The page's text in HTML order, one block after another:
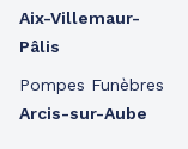
Aix-Villemaur-
Pâlis
Pompes Funèbres
Arcis-sur-Aube